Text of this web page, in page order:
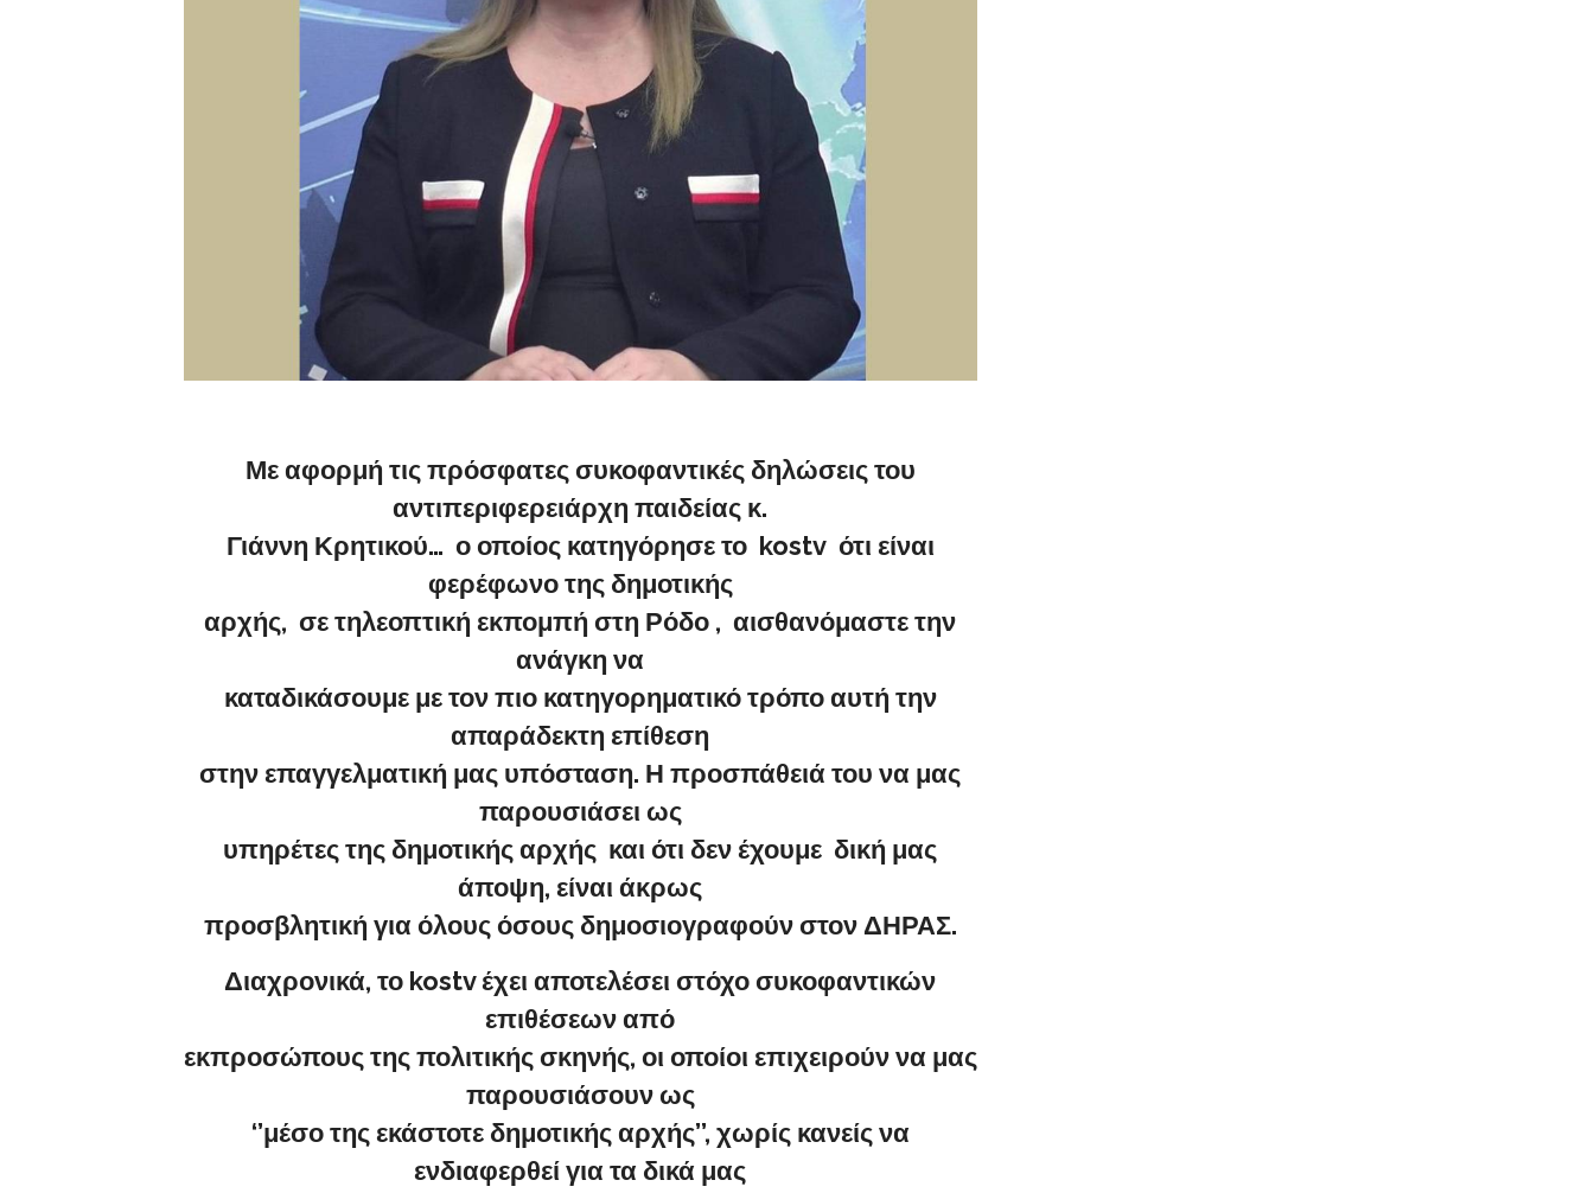
Με αφορμή τις πρόσφατες συκοφαντικές δηλώσεις του
αντιπεριφερειάρχη παιδείας κ.
Γιάννη Κρητικού… ο οποίος κατηγόρησε το kostv ότι είναι
φερέφωνο της δημοτικής
αρχής, σε τηλεοπτική εκπομπή στη Ρόδο , αισθανόμαστε την
ανάγκη να
καταδικάσουμε με τον πιο κατηγορηματικό τρόπο αυτή την
απαράδεκτη επίθεση
στην επαγγελματική μας υπόσταση. Η προσπάθειά του να μας
παρουσιάσει ως
υπηρέτες της δημοτικής αρχής και ότι δεν έχουμε δική μας
άποψη, είναι άκρως
προσβλητική για όλους όσους δημοσιογραφούν στον ΔΗΡΑΣ.
Διαχρονικά, το kostv έχει αποτελέσει στόχο συκοφαντικών
επιθέσεων από
εκπροσώπους της πολιτικής σκηνής, οι οποίοι επιχειρούν να μας
παρουσιάσουν ως
‘’μέσο της εκάστοτε δημοτικής αρχής’’, χωρίς κανείς να
ενδιαφερθεί για τα δικά μας